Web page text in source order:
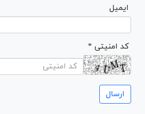
ایمیل
* کد امنیتی